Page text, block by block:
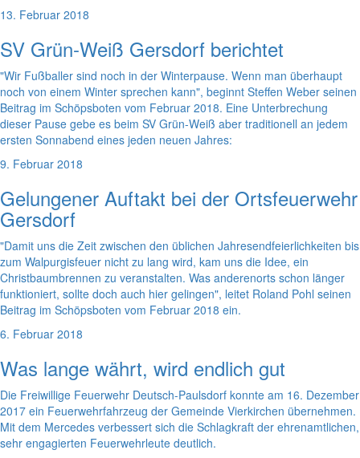
13. Februar 2018
SV Grün-Weiß Gersdorf berichtet
"Wir Fußballer sind noch in der Winterpause. Wenn man überhaupt
noch von einem Winter sprechen kann", beginnt Steffen Weber seinen
Beitrag im Schöpsboten vom Februar 2018. Eine Unterbrechung
dieser Pause gebe es beim SV Grün-Weiß aber traditionell an jedem
ersten Sonnabend eines jeden neuen Jahres:
9. Februar 2018
Gelungener Auftakt bei der Ortsfeuerwehr
Gersdorf
"Damit uns die Zeit zwischen den üblichen Jahresendfeierlichkeiten bis
zum Walpurgisfeuer nicht zu lang wird, kam uns die Idee, ein
Christbaumbrennen zu veranstalten. Was anderenorts schon länger
funktioniert, sollte doch auch hier gelingen", leitet Roland Pohl seinen
Beitrag im Schöpsboten vom Februar 2018 ein.
6. Februar 2018
Was lange währt, wird endlich gut
Die Freiwillige Feuerwehr Deutsch-Paulsdorf konnte am 16. Dezember
2017 ein Feuerwehrfahrzeug der Gemeinde Vierkirchen übernehmen.
Mit dem Mercedes verbessert sich die Schlagkraft der ehrenamtlichen,
sehr engagierten Feuerwehrleute deutlich.